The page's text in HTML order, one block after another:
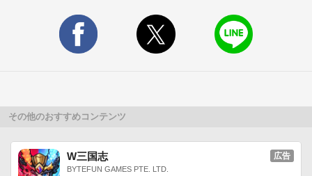
試合は自動で進むよ！
3分で遊べるから、通勤・通学途中にピッタリ！
昭和テイストの世界観！
更新中 ●◯やきゅコレ島の人気者「村長」がつぶやくよ！
ゲームに関係ない事もつぶやくけど、
その他のおすすめコンテンツ
W三国志
BYTEFUN GAMES PTE. LTD.
広告